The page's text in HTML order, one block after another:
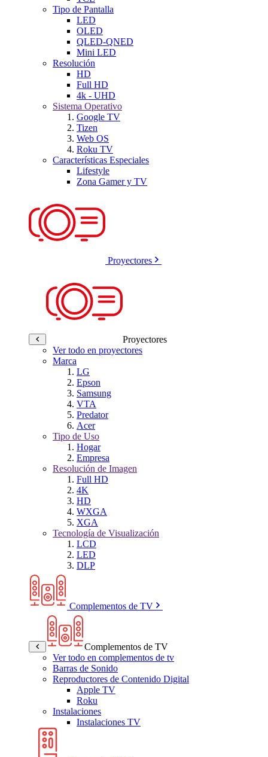
Tipo de Pantalla
LED
OLED
QLED-QNED
Mini LED
Resolución
HD
Full HD
4k - UHD
Sistema Operativo
Google TV
Tizen
Web OS
Roku TV
Características Especiales
Lifestyle
Zona Gamer y TV
Proyectores
Proyectores
Ver todo en proyectores
Marca
LG
Epson
Samsung
VTA
Predator
Acer
Tipo de Uso
Hogar
Empresa
Resolución de Imagen
Full HD
4K
HD
WXGA
XGA
Tecnología de Visualización
LCD
LED
DLP
Complementos de TV
Complementos de TV
Ver todo en complementos de tv
Barras de Sonido
Reproductores de Contenido Digital
Apple TV
Roku
Instalaciones
Instalaciones TV